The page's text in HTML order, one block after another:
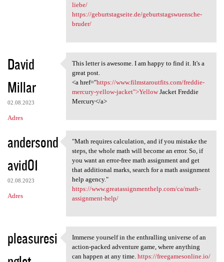
liebe/
https://geburtstagseite.de/geburtstagswuensche-
bruder/
David
Millar
02.08.2023
Adres
This letter is awesome. I am
This letter is awesome. I am happy to find it. It's a
great post.
<a href="https://www.filmstaroutfits.com/freddie-
mercury-yellow-jacket">YellowJacket Freddie
Mercury</a>
andersond
avid01
02.08.2023
Adres
"Math requires calculation,
"Math requires calculation, and if you mistake the
steps, the whole math will become an error. So, if
you want an error-free math assignment and get
that additional marks, search for a math assignment
help agency."
https://www.greatassignmenthelp.com/ca/math-
assignment-help/
pleasuresi
Immerse yourself in the
Immerse yourself in the enthralling universe of an
action-packed adventure game, where anything
can happen at any time. https://freegamesonline.io/